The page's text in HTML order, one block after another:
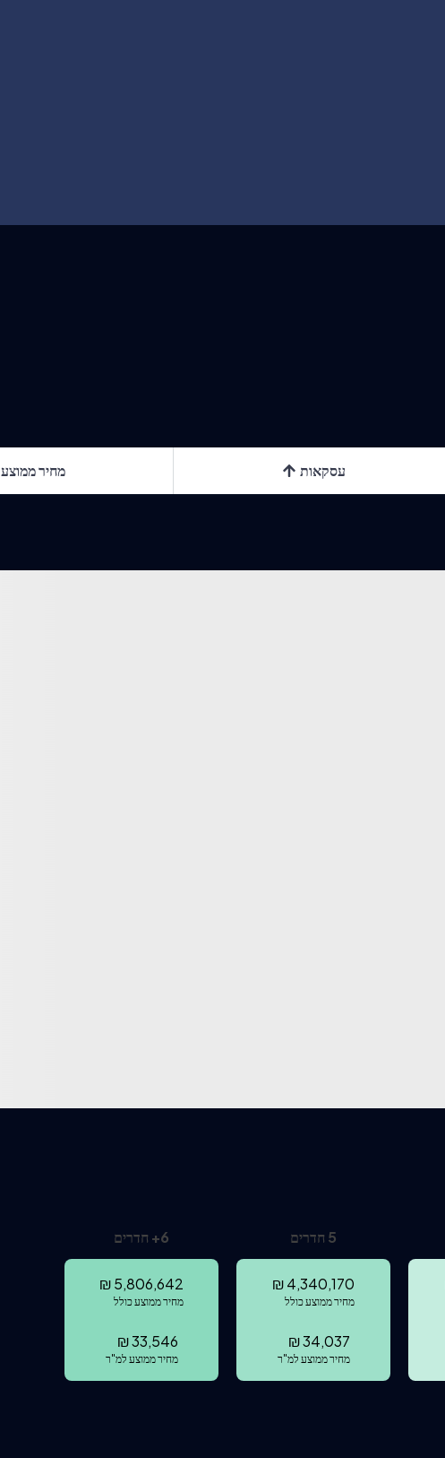
עסקאות מחיר ממוצע
5 חדרים
4,340,170
₪
מחיר ממוצע כולל
34,037
₪
מחיר ממוצע למ"ר
6
+ חדרים
5,806,642
₪
מחיר ממוצע כולל
33,546
₪
מחיר ממוצע למ"ר